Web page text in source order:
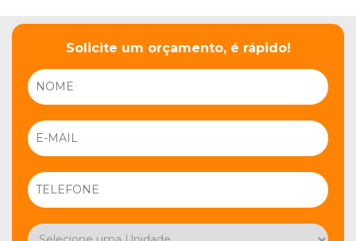
Solicite um orçamento, é rápido!